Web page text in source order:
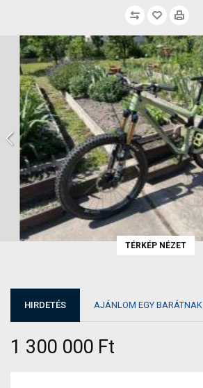
TÉRKÉP NÉZET
HIRDETÉS AJÁNLOM EGY BARÁTNAK
1 300 000 Ft